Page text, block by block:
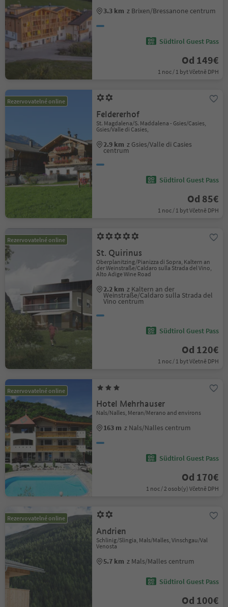
3.3 km z Brixen/Bressanone centrum
Südtirol Guest Pass
Od 149€
1 noc / 1 byt Včetně DPH
Rezervovatelné online
Feldererhof
St. Magdalena/S. Maddalena - Gsies/Casies,
Gsies/Valle di Casies,
2.9 km z Gsies/Valle di Casies
centrum
Südtirol Guest Pass
Od 85€
1 noc / 1 byt Včetně DPH
Rezervovatelné online
St. Quirinus
Oberplanitzing/Pianizza di Sopra, Kaltern an
der Weinstraße/Caldaro sulla Strada del Vino,
Alto Adige Wine Road
2.2 km z Kaltern an der
Weinstraße/Caldaro sulla Strada del
Vino centrum
Südtirol Guest Pass
Od 120€
1 noc / 1 byt Včetně DPH
Rezervovatelné online
Hotel Mehrhauser
Nals/Nalles, Meran/Merano and environs
163 m z Nals/Nalles centrum
Südtirol Guest Pass
Od 170€
1 noc / 2 osob(y) Včetně DPH
Rezervovatelné online
Andrien
Schlinig/Slingia, Mals/Malles, Vinschgau/Val
Venosta
5.7 km z Mals/Malles centrum
Südtirol Guest Pass
Od 100€